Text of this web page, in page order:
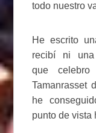
todo nuestro
He escrito
recibí ni
que
Tamanrasset
he
punto de vista